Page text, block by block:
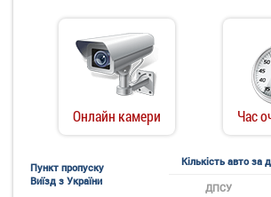
Онлайн камери Час
Пункт пропуску
Виїзд з України
Кількість авто за
ДПСУ